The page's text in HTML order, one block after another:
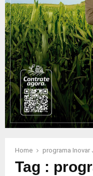
Home programa Inovar
Tag :